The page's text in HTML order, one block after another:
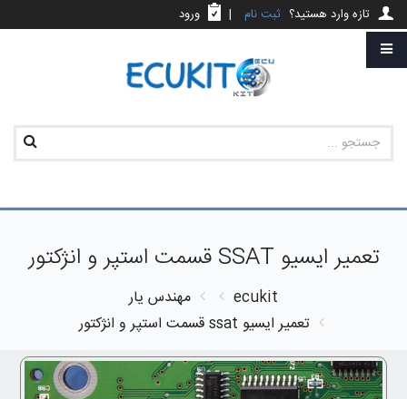
تازه وارد هستید؟ ثبت نام | ورود
تعمیر ایسیو SSAT قسمت استپر و انژکتور
ecukit
مهندس یار
تعمیر ایسیو ssat قسمت استپر و انژکتور